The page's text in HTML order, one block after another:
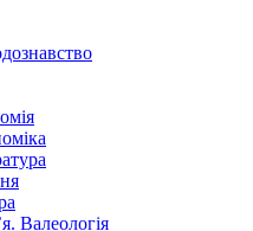
Валеологія